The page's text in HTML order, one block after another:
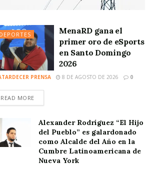
DEPORTES
MenaRD gana el
primer oro de eSports
en Santo Domingo
2026
PRENSA 8 DE AGOSTO DE 2026 0
READ MORE
Alexander Rodríguez “El Hijo
del Pueblo” es galardonado
como Alcalde del Año en la
Cumbre Latinoamericana de
Nueva York